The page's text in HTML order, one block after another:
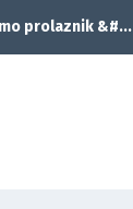
prolaznik &#...